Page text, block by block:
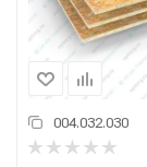
004.032.030